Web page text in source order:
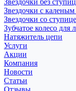
Звездочки без
Звездочки с
Звездочки со
Зубчатое колесо для
Натяжитель цепи
Услуги
Акции
Компания
Новости
Статьи
Отзывы